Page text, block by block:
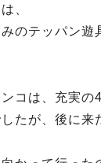
、
のテッパン遊
コは、充実の4
たが、後に来